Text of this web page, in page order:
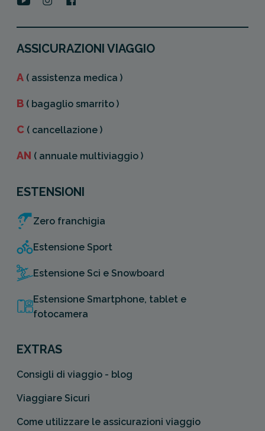
ASSICURAZIONI VIAGGIO
A ( assistenza medica )
B ( bagaglio smarrito )
C ( cancellazione )
AN ( annuale multiviaggio )
ESTENSIONI
Zero franchigia
Estensione Sport
Estensione Sci e Snowboard
Estensione Smartphone, tablet e
fotocamera
EXTRAS
Consigli di viaggio - blog
Viaggiare Sicuri
Come utilizzare le assicurazioni viaggio